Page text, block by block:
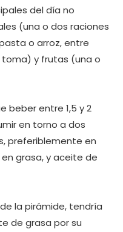
del día no
(una o dos raciones
o arroz, entre
y frutas (una o
beber entre 1,5 y 2
en torno a dos
preferiblemente en
grasa, y aceite de
la pirámide, tendría
de grasa por su